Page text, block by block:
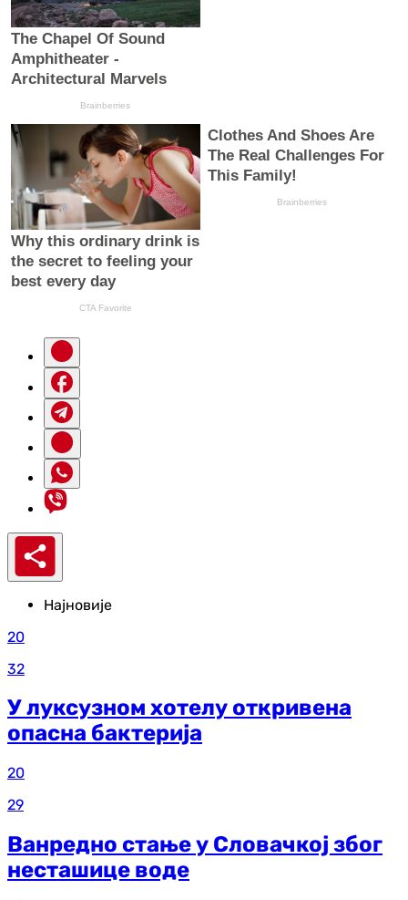
Најновије
20
32
У луксузном хотелу откривена
опасна бактерија
20
29
Ванредно стање у Словачкој због
несташице воде